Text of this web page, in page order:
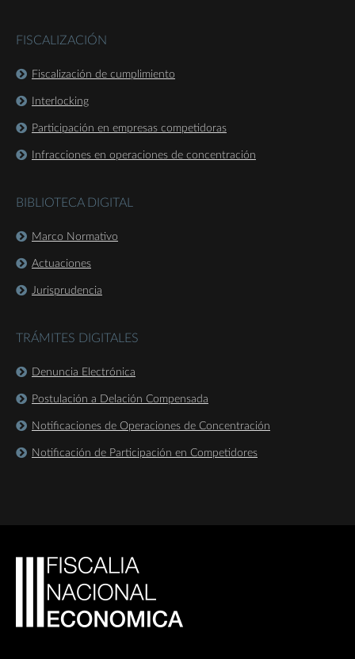
FISCALIZACIÓN
Fiscalización de cumplimiento
Interlocking
Participación en empresas competidoras
Infracciones en operaciones de concentración
BIBLIOTECA DIGITAL
Marco Normativo
Actuaciones
Jurisprudencia
TRÁMITES DIGITALES
Denuncia Electrónica
Postulación a Delación Compensada
Notificaciones de Operaciones de Concentración
Notificación de Participación en Competidores